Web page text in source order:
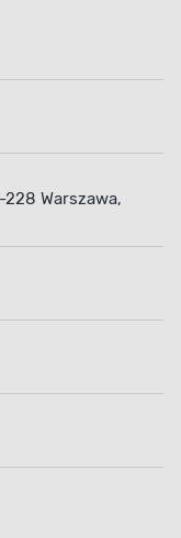
Warszawa,